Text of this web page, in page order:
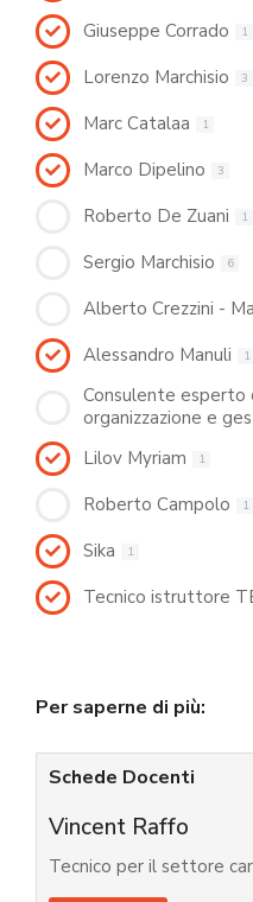
Giuseppe Corrado 1
Lorenzo Marchisio 3
Marc Catalaa 1
Marco Dipelino 3
Roberto De Zuani 1
Sergio Marchisio 6
Alberto Crezzini -
Alessandro Manuli 1
Consulente esperto
organizzazione e
Lilov Myriam 1
Roberto Campolo 1
Sika 1
Tecnico istruttore
Per saperne di più:
Schede Docenti
Vincent Raffo
Tecnico per il settore